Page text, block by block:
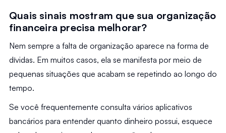
Quais sinais mostram que sua organização
financeira precisa melhorar?
Nem sempre a falta de organização aparece na forma de
dívidas. Em muitos casos, ela se manifesta por meio de
pequenas situações que acabam se repetindo ao longo do
tempo.
Se você frequentemente consulta vários aplicativos
bancários para entender quanto dinheiro possui, esquece